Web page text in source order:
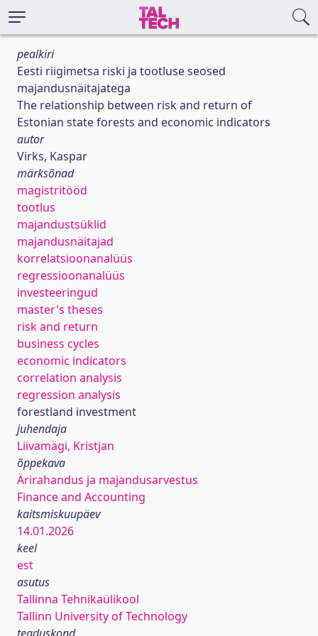
pealkiri
Eesti riigimetsa riski ja tootluse seosed
majandusnäitajatega
The relationship between risk and return of
Estonian state forests and economic indicators
autor
Virks, Kaspar
märksõnad
magistritööd
tootlus
majandustsüklid
majandusnäitajad
korrelatsioonanalüüs
regressioonanalüüs
investeeringud
master's theses
risk and return
business cycles
economic indicators
correlation analysis
regression analysis
forestland investment
juhendaja
Liivamägi, Kristjan
õppekava
Ärirahandus ja majandusarvestus
Finance and Accounting
kaitsmiskuupäev
14.01.2026
keel
est
asutus
Tallinna Tehnikaülikool
Tallinn University of Technology